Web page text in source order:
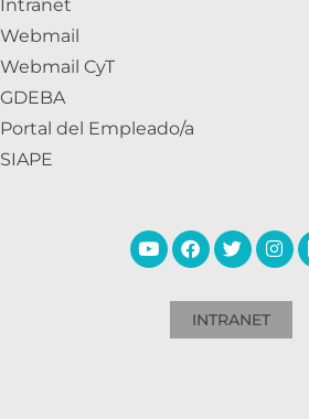
Intranet
Webmail
Webmail CyT
GDEBA
Portal del Empleado/a
SIAPE
INTRANET